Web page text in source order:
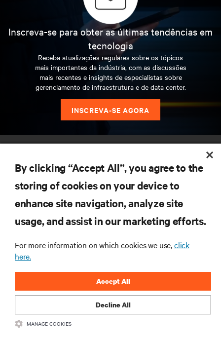
Inscreva-se para obter as últimas tendências em
tecnologia
Receba atualizações regulares sobre os tópicos
mais importantes da indústria, com as discussões
mais recentes e insights de especialistas sobre
gerenciamento de infraestrutura e de data center.
INSCREVA-SE AGORA
SUPORTE
CORPORATIVO
Termos de Uso • Política de privacidade de dados e cookies
By clicking “Accept All”, you agree to the
storing of cookies on your device to
enhance site navigation, analyze site
usage, and assist in our marketing efforts.
For more information on which cookies we use,click
here.
Decline All
Accept All
MANAGE COOKIES